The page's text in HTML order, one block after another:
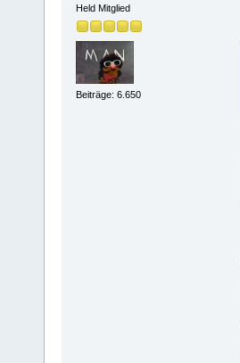
Held Mitglied
Beiträge: 6.650